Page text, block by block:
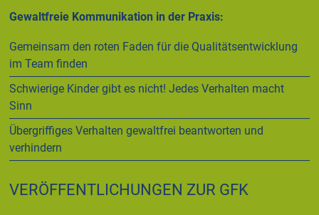
Gewaltfreie Kommunikation in der Praxis:
Gemeinsam den roten Faden für die Qualitätsentwicklung
im Team finden
Schwierige Kinder gibt es nicht! Jedes Verhalten macht
Sinn
Übergriffiges Verhalten gewaltfrei beantworten und
verhindern
VERÖFFENTLICHUNGEN ZUR GFK